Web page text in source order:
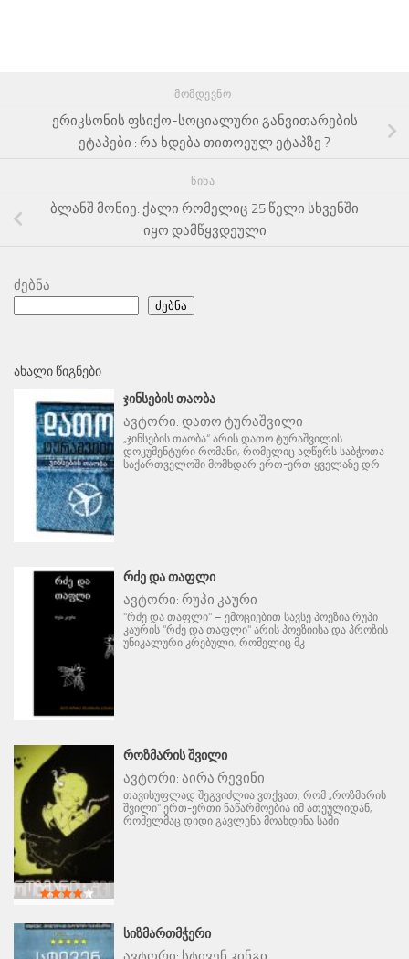
ᲛᲝᲛᲓᲔᲕᲜᲝ
ერიკსონის ფსიქო-სოციალური განვითარების
ეტაპები : რა ხდება თითოეულ ეტაპზე ?
ᲬᲘᲜᲐ
ბლანშ მონიე: ქალი რომელიც 25 წელი სხვენში
იყო დამწყვდეული
ძებნა
ძებნა
ᲐᲮᲐᲚᲘ ᲬᲘᲒᲜᲔᲑᲘ
ᲯᲘᲜᲡᲔᲑᲘᲡ ᲗᲐᲝᲑᲐ
ავტორი: დათო ტურაშვილი
„ჯინსების თაობა“ არის დათო ტურაშვილის
დოკუმენტური რომანი, რომელიც აღწერს საბჭოთა
საქართველოში მომხდარ ერთ-ერთ ყველაზე დრ
ᲠᲫᲔ ᲓᲐ ᲗᲐᲤᲚᲘ
ავტორი: რუპი კაური
"რძე და თაფლი" – ემოციებით სავსე პოეზია რუპი
კაურის "რძე და თაფლი" არის პოეზიისა და პროზის
უნიკალური კრებული, რომელიც მკ
ᲠᲝᲖᲛᲐᲠᲘᲡ ᲨᲕᲘᲚᲘ
ავტორი: აირა რევინი
თავისუფლად შეგვიძლია ვთქვათ, რომ „როზმარის
შვილი" ერთ-ერთი ნაწარმოებია იმ ათეულიდან,
რომელმაც დიდი გავლენა მოახდინა საში
ᲡᲘᲖᲛᲐᲠᲗᲛᲭᲔᲠᲘ